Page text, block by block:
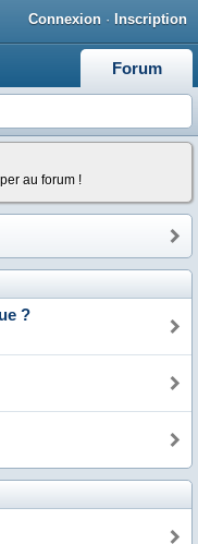
Connexion · Inscription
Forum
au forum !
?